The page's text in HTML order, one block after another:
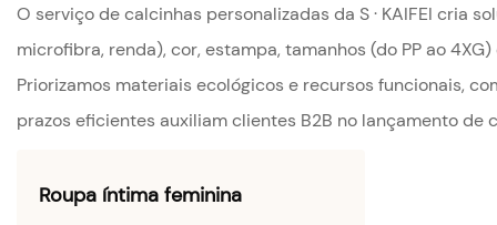
O serviço de calcinhas personalizadas da S · KAIFEI cria
microfibra, renda), cor, estampa, tamanhos (do PP ao
Priorizamos materiais ecológicos e recursos funcionais,
prazos eficientes auxiliam clientes B2B no lançamento
Roupa íntima feminina